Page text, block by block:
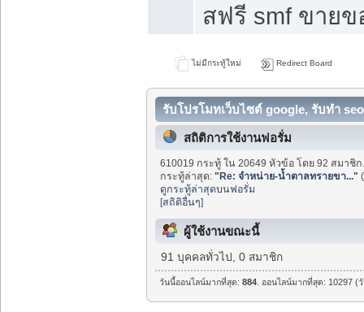
สฟรี smf ขาย
ไม่มีกระทู้ใหม่ Redirect Board
รับโปรโมทเว็บไซต์ google, รับทำ
สถิติการใช้งานฟอรั่ม
610019 กระทู้ ใน 20649 หัวข้อ โดย 92 สมาชิ
กระทู้ล่าสุด:"Re: จำหน่าย-น้ำตาลทรายขา..."
ดูกระทู้ล่าสุดบนฟอรั่ม
[สถิติอื่นๆ]
ผู้ใช้งานขณะนี้
91 บุคคลทั่วไป, 0 สมาชิก
วันนี้ออนไลน์มากที่สุด:884 . ออนไลน์มากที่สุด: 10297